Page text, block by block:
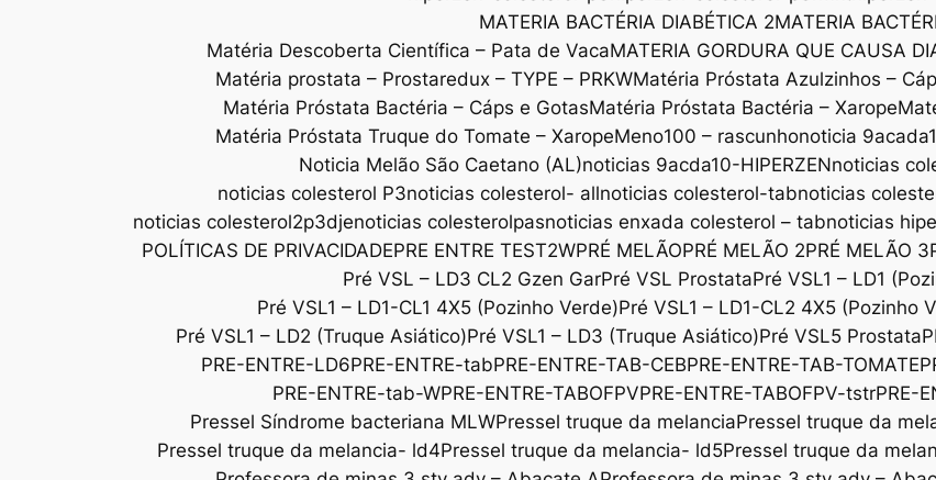
MATERIA BACTÉRIA DIABÉTICA 2MATERIA
Matéria Descoberta Científica – Pata de VacaMATERIA GORDURA QUE CAUSA
Matéria prostata – Prostaredux – TYPE – PRKWMatéria Próstata Azulzinhos –
Matéria Próstata Bactéria – Cáps e GotasMatéria Próstata Bactéria – Xarope
Matéria Próstata Truque do Tomate – XaropeMeno100 – rascunhonoticia
Noticia Melão São Caetano (AL)noticias 9acda10-HIPERZENnoticias
noticias colesterol P3noticias colesterol- allnoticias colesterol-tabnoticias
noticias colesterol2p3djenoticias colesterolpasnoticias enxada colesterol – tabnoticias
POLÍTICAS DE PRIVACIDADEPRE ENTRE TEST2WPRÉ MELÃOPRÉ MELÃO 2PRÉ MELÃO 3
Pré VSL – LD3 CL2 Gzen GarPré VSL ProstataPré VSL1 – LD1
Pré VSL1 – LD1-CL1 4X5 (Pozinho Verde)Pré VSL1 – LD1-CL2 4X5 (Pozinho
Pré VSL1 – LD2 (Truque Asiático)Pré VSL1 – LD3 (Truque Asiático)Pré VSL5 Prostata
PRE-ENTRE-LD6PRE-ENTRE-tabPRE-ENTRE-TAB-CEBPRE-ENTRE-TAB-TOMATE
PRE-ENTRE-tab-WPRE-ENTRE-TABOFPVPRE-ENTRE-TABOFPV-tstrPRE-
Pressel Síndrome bacteriana MLWPressel truque da melanciaPressel truque da
Pressel truque da melancia- ld4Pressel truque da melancia- ld5Pressel truque da